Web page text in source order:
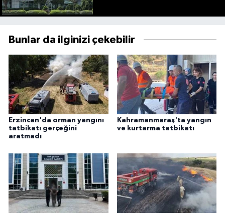
Bunlar da ilginizi çekebilir
Erzincan'da orman yangını
tatbikatı gerçeğini
aratmadı
Kahramanmaraş'ta yangın
ve kurtarma tatbikatı